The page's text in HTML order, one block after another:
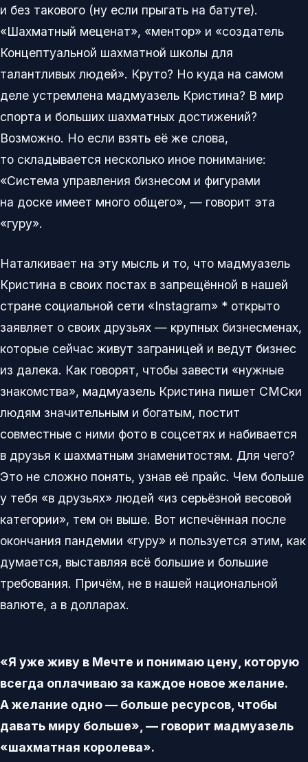
и без такового (ну если прыгать на батуте).
«Шахматный меценат», «ментор» и «создатель
Концептуальной шахматной школы для
талантливых людей». Круто? Но куда на самом
деле устремлена мадмуазель Кристина? В мир
спорта и больших шахматных достижений?
Возможно. Но если взять её же слова,
то складывается несколько иное понимание:
«Система управления бизнесом и фигурами
на доске имеет много общего», — говорит эта
«гуру».
Наталкивает на эту мысль и то, что мадмуазель
Кристина в своих постах в запрещённой в нашей
стране социальной сети «Instagram» * открыто
заявляет о своих друзьях — крупных бизнесменах,
которые сейчас живут заграницей и ведут бизнес
из далека. Как говорят, чтобы завести «нужные
знакомства», мадмуазель Кристина пишет СМСки
людям значительным и богатым, постит
совместные с ними фото в соцсетях и набивается
в друзья к шахматным знаменитостям. Для чего?
Это не сложно понять, узнав её прайс. Чем больше
у тебя «в друзьях» людей «из серьёзной весовой
категории», тем он выше. Вот испечённая после
окончания пандемии «гуру» и пользуется этим, как
думается, выставляя всё большие и большие
требования. Причём, не в нашей национальной
валюте, а в долларах.
«Я уже живу в Мечте и понимаю цену, которую
всегда оплачиваю за каждое новое желание.
А желание одно — больше ресурсов, чтобы
давать миру больше», — говорит мадмуазель
«шахматная королева».